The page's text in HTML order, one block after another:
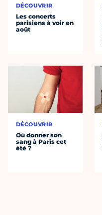
DÉCOUVRIR
Les concerts
parisiens à voir en
août
DÉCOUVRIR
Où donner son
sang à Paris cet
été ?